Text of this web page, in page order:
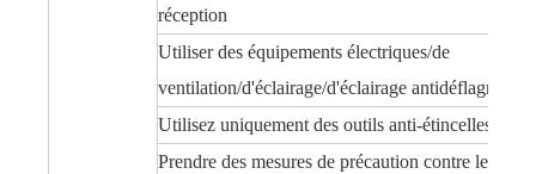
réception
Utiliser des équipements électriques/de
ventilation/d'éclairage/d'éclairage antidéflagrants
Utilisez uniquement des outils anti-étincelles
Prendre des mesures de précaution contre les